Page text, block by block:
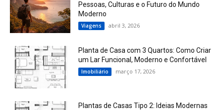
Pessoas, Culturas e o Futuro do Mundo
Moderno
Viagens abril 3, 2026
Planta de Casa com 3 Quartos: Como Criar
um Lar Funcional, Moderno e Confortável
Imobiliário março 17, 2026
Plantas de Casas Tipo 2: Ideias Modernas